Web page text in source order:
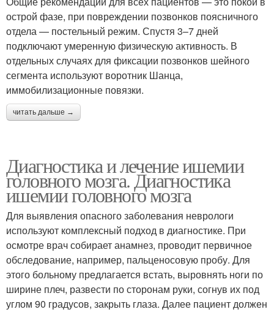
острой фазе, при повреждении позвонков поясничного
отдела — постельный режим. Спустя 3–7 дней
подключают умеренную физическую активность. В
отдельных случаях для фиксации позвонков шейного
сегмента используют воротник Шанца,
иммобилизационные повязки.
читать дальше →
Диагностика и лечение ишемии
головного мозга. Диагностика
ишемии головного мозга
Для выявления опасного заболевания неврологи
используют комплексный подход в диагностике. При
осмотре врач собирает анамнез, проводит первичное
обследование, например, пальценосовую пробу. Для
этого больному предлагается встать, выровнять ноги по
ширине плеч, развести по сторонам руки, согнув их под
углом 90 градусов, закрыть глаза. Далее пациент должен